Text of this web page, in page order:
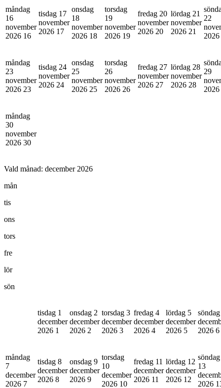
måndag
16
november
2026 16
tisdag 17
november
2026 17
onsdag
18
november
2026 18
torsdag
19
november
2026 19
fredag 20
november
2026 20
lördag 21
november
2026 21
22
2026
måndag
23
november
2026 23
tisdag 24
november
2026 24
onsdag
25
november
2026 25
torsdag
26
november
2026 26
fredag 27
november
2026 27
lördag 28
november
2026 28
29
2026
måndag
30
november
2026 30
Vald månad: december 2026
mån
tis
ons
tors
fre
lör
sön
tisdag 1
december
2026 1
onsdag 2
december
2026 2
torsdag 3
december
2026 3
fredag 4
december
2026 4
lördag 5
december
2026 5
2026 6
måndag
7
december
2026 7
tisdag 8
december
2026 8
onsdag 9
december
2026 9
torsdag
10
december
2026 10
fredag 11
december
2026 11
lördag 12
december
2026 12
söndag
13
2026